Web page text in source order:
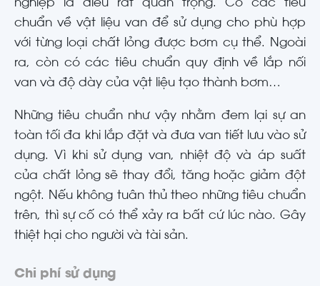
nghiệp là điều rất quan trọng. Có các tiêu
chuẩn về vật liệu van để sử dụng cho phù hợp
với từng loại chất lỏng được bơm cụ thể. Ngoài
ra, còn có các tiêu chuẩn quy định về lắp nối
van và độ dày của vật liệu tạo thành bơm…
Những tiêu chuẩn như vậy nhằm đem lại sự an
toàn tối đa khi lắp đặt và đưa van tiết lưu vào sử
dụng. Vì khi sử dụng van, nhiệt độ và áp suất
của chất lỏng sẽ thay đổi, tăng hoặc giảm đột
ngột. Nếu không tuân thủ theo những tiêu chuẩn
trên, thì sự cố có thể xảy ra bất cứ lúc nào. Gây
thiệt hại cho người và tài sản.
Chi phí sử dụng